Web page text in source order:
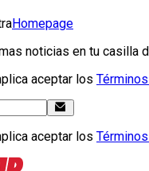
Homepage
noticias en tu casilla
aceptar los
aceptar los